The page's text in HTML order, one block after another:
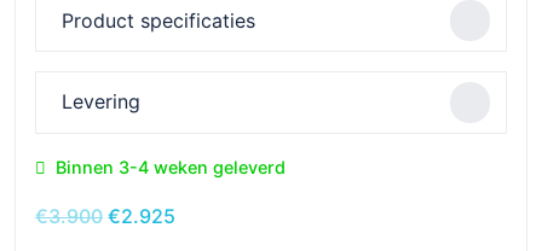
Product specificaties
Levering
Binnen 3-4 weken geleverd
€3.900 Oorspronkelijke
€2.925